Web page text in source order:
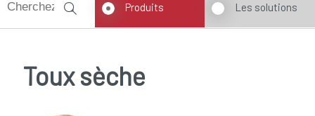
Produits Les solutions
Toux sèche